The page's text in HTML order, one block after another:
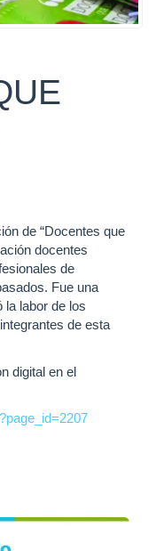
de “Docentes que
docentes
de
Fue una
la labor de los
de esta
digital en el